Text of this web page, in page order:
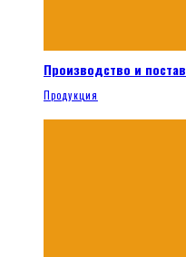
Производство и
Продукция